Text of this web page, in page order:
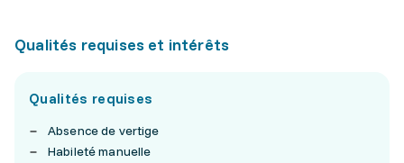
Qualités requises et intérêts
Qualités requises
Absence de vertige
Habileté manuelle